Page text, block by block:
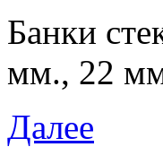
Банки
мм., 22
Далее